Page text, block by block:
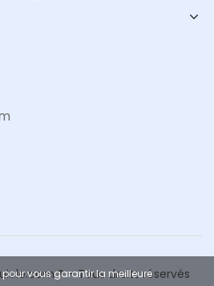
® – Tous droits réservés
vous garantir la meilleure